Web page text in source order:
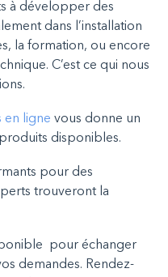
à développer des
dans l’installation
la formation, ou encore
C’est ce qui nous
en ligne vous donne un
disponibles.
pour des
trouveront la
pour échanger
demandes. Rendez-